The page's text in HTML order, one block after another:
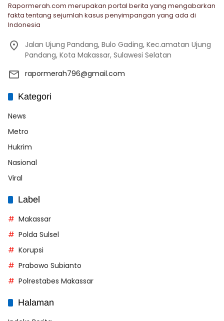
Rapormerah.com merupakan portal berita yang mengabarkan
fakta tentang sejumlah kasus penyimpangan yang ada di
Indonesia
Jalan Ujung Pandang, Bulo Gading, Kec.amatan Ujung
Pandang, Kota Makassar, Sulawesi Selatan
rapormerah796@gmail.com
Kategori
News
Metro
Hukrim
Nasional
Viral
Label
Makassar
Polda Sulsel
Korupsi
Prabowo Subianto
Polrestabes Makassar
Halaman